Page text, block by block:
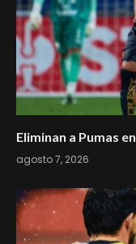
Eliminan a Pumas
agosto 7, 2026